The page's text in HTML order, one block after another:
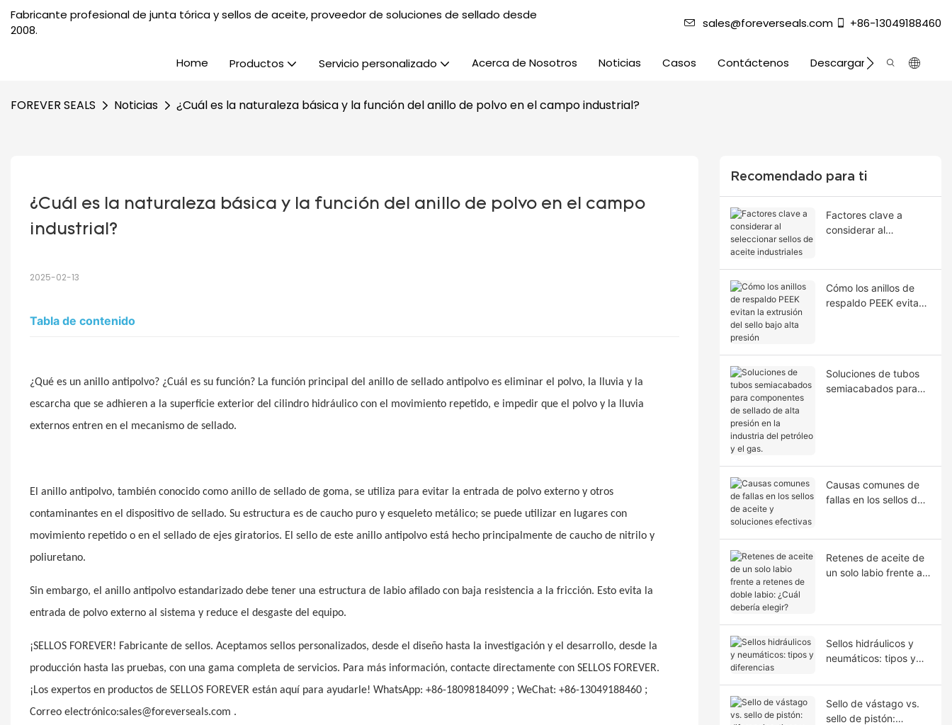
Fabricante profesional de junta tórica y sellos de aceite, proveedor de soluciones de sellado desde
2008.
sales@foreverseals.com +86-13049188460
Home Productos Servicio personalizado Acerca de Nosotros Noticias Casos Contáctenos Descargar
FOREVER SEALS Noticias ¿Cuál es la naturaleza básica y la función del anillo de polvo en el campo industrial?
¿Cuál es la naturaleza básica y la función del anillo de polvo en el campo
industrial?
2025-02-13
Tabla de contenido
¿Qué es un anillo antipolvo? ¿Cuál es su función? La función principal del anillo de sellado antipolvo es eliminar el polvo, la lluvia y la
escarcha que se adhieren a la superficie exterior del cilindro hidráulico con el movimiento repetido, e impedir que el polvo y la lluvia
externos entren en el mecanismo de sellado.
El anillo antipolvo, también conocido como anillo de sellado de goma, se utiliza para evitar la entrada de polvo externo y otros
contaminantes en el dispositivo de sellado. Su estructura es de caucho puro y esqueleto metálico; se puede utilizar en lugares con
movimiento repetido o en el sellado de ejes giratorios. El sello de este anillo antipolvo está hecho principalmente de caucho de nitrilo y
poliuretano.
Sin embargo, el anillo antipolvo estandarizado debe tener una estructura de labio afilado con baja resistencia a la fricción. Esto evita la
entrada de polvo externo al sistema y reduce el desgaste del equipo.
¡SELLOS FOREVER! Fabricante de sellos. Aceptamos sellos personalizados, desde el diseño hasta la investigación y el desarrollo, desde la
producción hasta las pruebas, con una gama completa de servicios. Para más información, contacte directamente con SELLOS FOREVER.
¡Los expertos en productos de SELLOS FOREVER están aquí para ayudarle! WhatsApp: +86-18098184099 ; WeChat: +86-13049188460 ;
Correo electrónico:sales@foreverseals.com .
Recomendado para ti
Factores clave a
considerar al
Cómo los anillos de
respaldo PEEK evitan
Soluciones de tubos
semiacabados para
Causas comunes de
fallas en los sellos de
Retenes de aceite de
un solo labio frente a
Sellos hidráulicos y
neumáticos: tipos y
Sello de vástago vs.
sello de pistón: